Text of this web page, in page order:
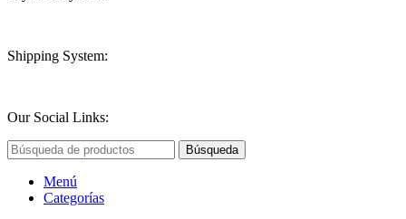
Shipping System:
Our Social Links:
Búsqueda
Menú
Categorías